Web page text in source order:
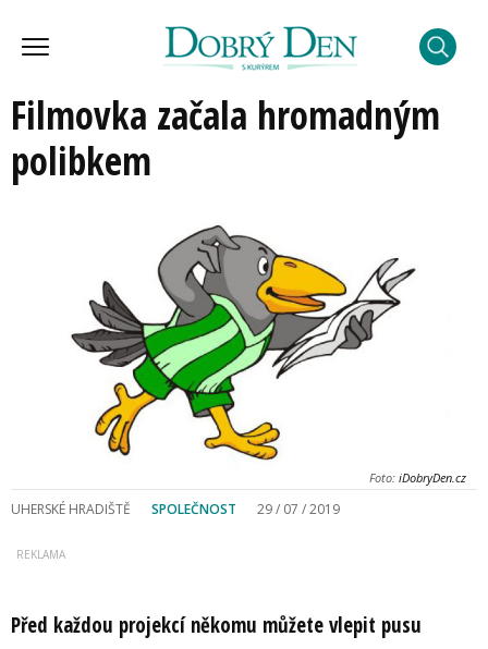
Filmovka začala hromadným
polibkem
Foto: iDobryDen.cz
UHERSKÉ HRADIŠTĚ SPOLEČNOST 29 / 07 / 2019
Před každou projekcí někomu můžete vlepit pusu